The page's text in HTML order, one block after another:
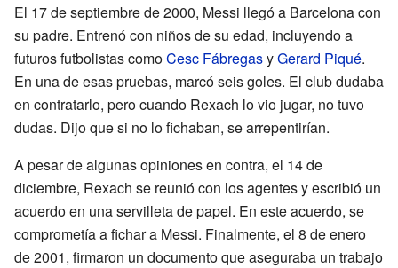
El 17 de septiembre de 2000, Messi llegó a Barcelona con
su padre. Entrenó con niños de su edad, incluyendo a
futuros futbolistas comoCesc FábregasyGerard Piqué.
En una de esas pruebas, marcó seis goles. El club dudaba
en contratarlo, pero cuando Rexach lo vio jugar, no tuvo
dudas. Dijo que si no lo fichaban, se arrepentirían.
A pesar de algunas opiniones en contra, el 14 de
diciembre, Rexach se reunió con los agentes y escribió un
acuerdo en una servilleta de papel. En este acuerdo, se
comprometía a fichar a Messi. Finalmente, el 8 de enero
de 2001, firmaron un documento que aseguraba un trabajo